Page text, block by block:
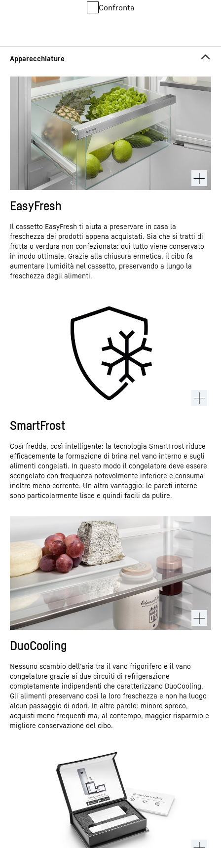
Confronta
EasyFresh
Il cassetto EasyFresh ti aiuta a preservare in casa la
freschezza dei prodotti appena acquistati. Sia che si tratti di
frutta o verdura non confezionata: qui tutto viene conservato
in modo ottimale. Grazie alla chiusura ermetica, il cibo fa
aumentare l'umidità nel cassetto, preservando a lungo la
freschezza degli alimenti.
SmartFrost
Così fredda, così intelligente: la tecnologia SmartFrost riduce
efficacemente la formazione di brina nel vano interno e sugli
alimenti congelati. In questo modo il congelatore deve essere
scongelato con frequenza notevolmente inferiore e consuma
inoltre meno corrente. Un altro vantaggio: le pareti interne
sono particolarmente lisce e quindi facili da pulire.
DuoCooling
Nessuno scambio dell’aria tra il vano frigorifero e il vano
congelatore grazie ai due circuiti di refrigerazione
completamente indipendenti che caratterizzano DuoCooling.
Gli alimenti preservano così la loro freschezza e non ha luogo
alcun passaggio di odori. In altre parole: minore spreco,
acquisti meno frequenti ma, al contempo, maggior risparmio e
migliore conservazione del cibo.